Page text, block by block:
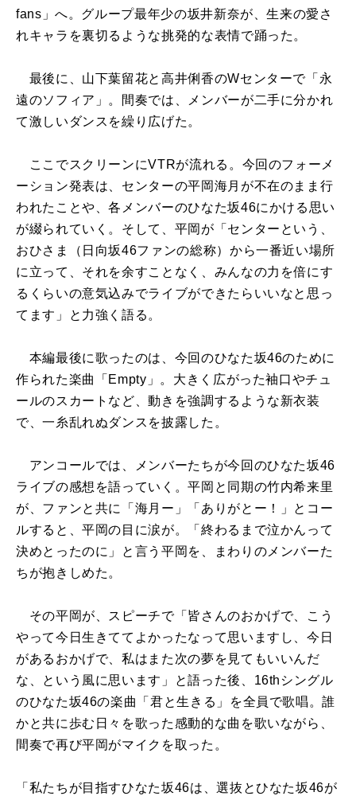
fans」へ。グループ最年少の坂井新奈が、生来の愛さ
れキャラを裏切るような挑発的な表情で踊った。
最後に、山下葉留花と高井俐香のWセンターで「永
遠のソフィア」。間奏では、メンバーが二手に分かれ
て激しいダンスを繰り広げた。
ここでスクリーンにVTRが流れる。今回のフォーメ
ーション発表は、センターの平岡海月が不在のまま行
われたことや、各メンバーのひなた坂46にかける思い
が綴られていく。そして、平岡が「センターという、
おひさま（日向坂46ファンの総称）から一番近い場所
に立って、それを余すことなく、みんなの力を倍にす
るくらいの意気込みでライブができたらいいなと思っ
てます」と力強く語る。
本編最後に歌ったのは、今回のひなた坂46のために
作られた楽曲「Empty」。大きく広がった袖口やチュ
ールのスカートなど、動きを強調するような新衣装
で、一糸乱れぬダンスを披露した。
アンコールでは、メンバーたちが今回のひなた坂46
ライブの感想を語っていく。平岡と同期の竹内希来里
が、ファンと共に「海月ー」「ありがとー！」とコー
ルすると、平岡の目に涙が。「終わるまで泣かんって
決めとったのに」と言う平岡を、まわりのメンバーた
ちが抱きしめた。
その平岡が、スピーチで「皆さんのおかげで、こう
やって今日生きててよかったなって思いますし、今日
があるおかげで、私はまた次の夢を見てもいいんだ
な、という風に思います」と語った後、16thシングル
のひなた坂46の楽曲「君と生きる」を全員で歌唱。誰
かと共に歩む日々を歌った感動的な曲を歌いながら、
間奏で再び平岡がマイクを取った。
「私たちが目指すひなた坂46は、選抜とひなた坂46が